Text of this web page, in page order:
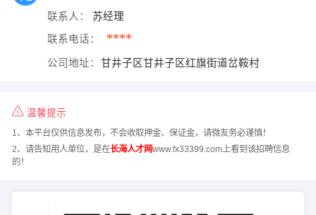
联系人： 苏经理
联系电话： ****
公司地址： 甘井子区甘井子区红旗街道岔鞍村
温馨提示
1、本平台仅供信息发布，不会收取押金、保证金，请微友务必谨慎！
2、请告知用人单位，是在长海人才网www.fx33399.com上看到该招聘信息
的！